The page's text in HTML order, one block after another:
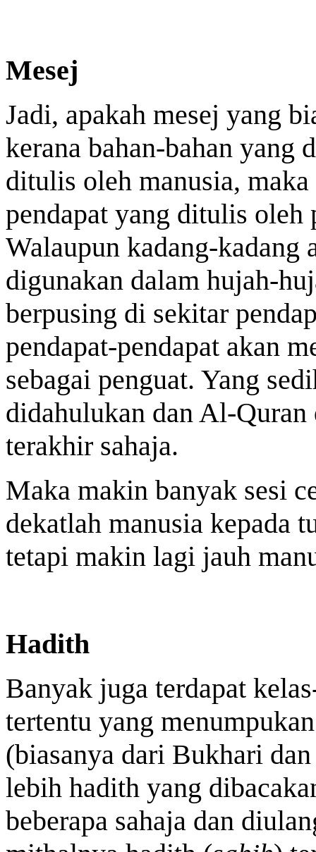
Mesej
Jadi, apakah mesej yang
kerana bahan-bahan yang
ditulis oleh manusia,
pendapat yang ditulis oleh
Walaupun kadang-kadang
digunakan dalam hujah-
berpusing di sekitar
pendapat-pendapat akan
sebagai penguat. Yang
didahulukan dan Al-Quran
terakhir sahaja.
Maka makin banyak sesi
dekatlah manusia kepada
tetapi makin lagi jauh
Hadith
Banyak juga terdapat
tertentu yang
(biasanya dari Bukhari
lebih hadith yang
beberapa sahaja dan